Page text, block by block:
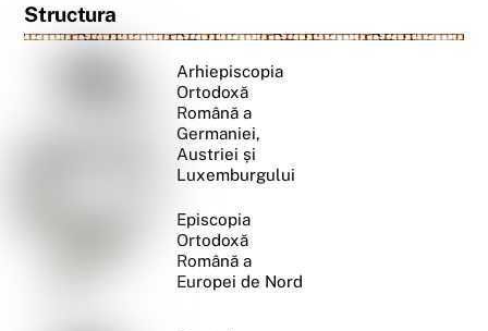
Structura
Arhiepiscopia
Ortodoxă
Română a
Germaniei,
Austriei și
Luxemburgului
Episcopia
Ortodoxă
Română a
Europei de Nord